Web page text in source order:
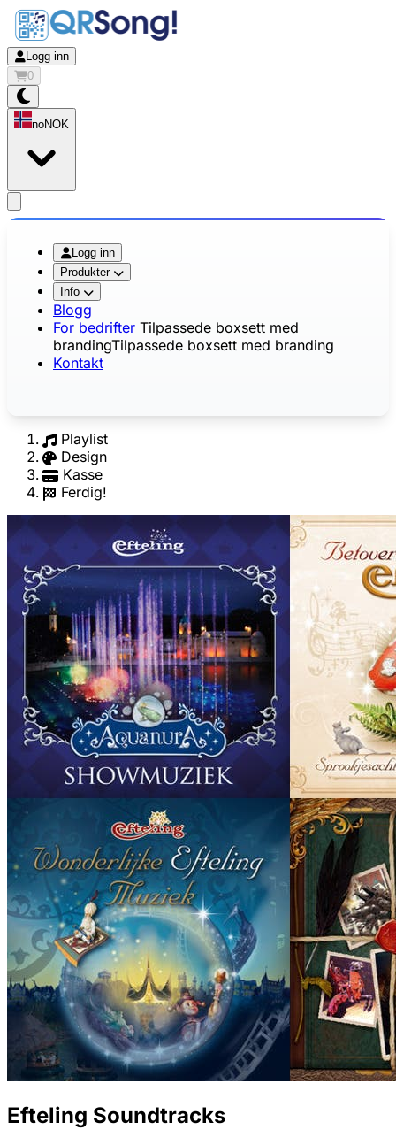
Logg inn
0
noNOK
Logg inn
Produkter
Info
Blogg
For bedrifter Tilpassede boxsett med
brandingTilpassede boxsett med branding
Kontakt
Playlist
Design
Kasse
Ferdig!
Efteling Soundtracks